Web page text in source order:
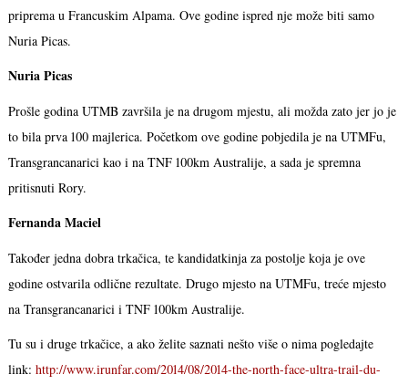
priprema u Francuskim Alpama. Ove godine ispred nje može biti samo
Nuria Picas.
Nuria Picas
Prošle godina UTMB završila je na drugom mjestu, ali možda zato jer jo je
to bila prva 100 majlerica. Početkom ove godine pobjedila je na UTMFu,
Transgrancanarici kao i na TNF 100km Australije, a sada je spremna
pritisnuti Rory.
Fernanda Maciel
Također jedna dobra trkačica, te kandidatkinja za postolje koja je ove
godine ostvarila odlične rezultate. Drugo mjesto na UTMFu, treće mjesto
na Transgrancanarici i TNF 100km Australije.
Tu su i druge trkačice, a ako želite saznati nešto više o nima pogledajte
link: http://www.irunfar.com/2014/08/2014-the-north-face-ultra-trail-du-